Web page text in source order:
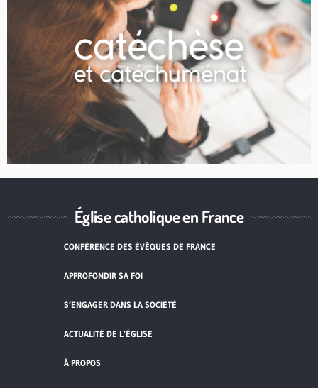
Église catholique en France
CONFÉRENCE DES ÉVÊQUES DE FRANCE
APPROFONDIR SA FOI
S’ENGAGER DANS LA SOCIÉTÉ
ACTUALITÉ DE L’ÉGLISE
À PROPOS